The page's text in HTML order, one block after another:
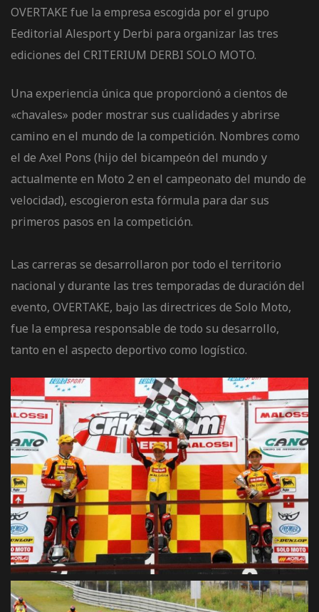
OVERTAKE fue la empresa escogida por el grupo
Eeditorial Alesport y Derbi para organizar las tres
ediciones del CRITERIUM DERBI SOLO MOTO.
Una experiencia única que proporcionó a cientos de
«chavales» poder mostrar sus cualidades y abrirse
camino en el mundo de la competición. Nombres como
el de Axel Pons (hijo del bicampeón del mundo y
actualmente en Moto 2 en el campeonato del mundo de
velocidad), escogieron esta fórmula para dar sus
primeros pasos en la competición.
Las carreras se desarrollaron por todo el territorio
nacional y durante las tres temporadas de duración del
evento, OVERTAKE, bajo las directrices de Solo Moto,
fue la empresa responsable de todo su desarrollo,
tanto en el aspecto deportivo como logístico.
pista
Ruta